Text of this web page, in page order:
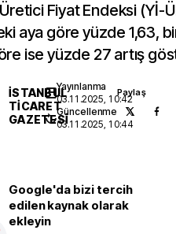
Fiyat Endeksi (Yİ-
aya göre yüzde 1,63, bir
ise yüzde 27 artış
İSTANBUL
TICARET
GAZETESI
Yayınlanma
03.11.2025, 10:42
Güncellenme
03.11.2025, 10:44
Paylaş
Google'da bizi tercih
edilen kaynak olarak
ekleyin